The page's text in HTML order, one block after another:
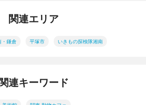
関連エリア
・鎌倉 平塚市 いきもの探検隊湘南
連キーワード